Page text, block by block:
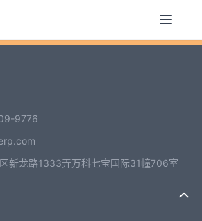
9776
新龙路1333弄万科七宝国际31幢706室